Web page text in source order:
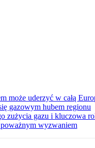
może uderzyć w całą
gazowym hubem regionu
zużycia gazu i kluczowa
wyzwaniem